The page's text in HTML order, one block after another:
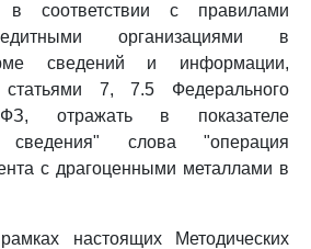
в соответствии с правилами
организациями в
сведений и информации,
статьями 7, 7.5 Федерального
отражать в показателе
сведения" слова "операция
с драгоценными металлами в
настоящих Методических